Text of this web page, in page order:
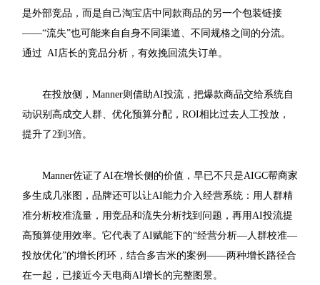
是外部竞品，而是自己淘宝店中同款商品的另一个包装链接
——“流失”也可能来自自身不同渠道、不同规格之间的分流。
通过 AI店长的竞品分析，有效挽回流失订单。
在投放侧，Manner则借助AI投流，把爆款商品交给系统自
动识别高成交人群、优化预算分配，ROI相比过去人工投放，
提升了2到3倍。
Manner佐证了AI在增长侧的价值，早已不只是AIGC帮商家
多生成几张图，品牌还可以让AI能力介入经营系统：用人群精
准分析校准流量，用竞品和流失分析找到问题，再用AI投流提
高预算使用效率。它代表了AI赋能下的“经营分析—人群校准—
投放优化”的增长闭环，结合多吉米的案例——两种增长路径合
在一起，已接近今天电商AI增长的完整图景。